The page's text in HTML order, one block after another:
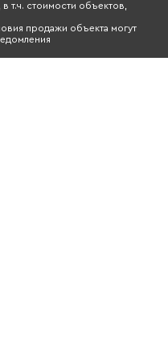
т.ч. стоимости объектов,
продажи объекта могут